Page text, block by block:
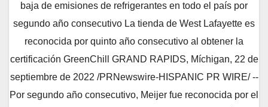
baja de emisiones de refrigerantes en todo el país por
segundo año consecutivo La tienda de West Lafayette es
reconocida por quinto año consecutivo al obtener la
certificación GreenChill GRAND RAPIDS, Míchigan, 22 de
septiembre de 2022 /PRNewswire-HISPANIC PR WIRE/ --
Por segundo año consecutivo, Meijer fue reconocida por el